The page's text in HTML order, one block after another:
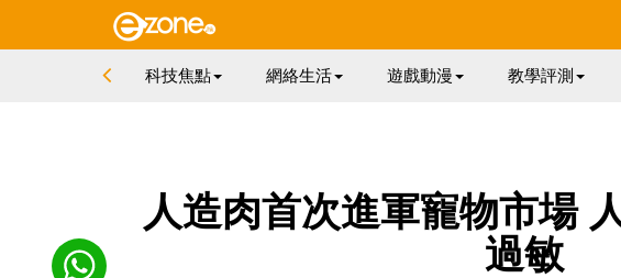
科技焦點 網絡生活 遊戲動漫 教學評測
人造肉首次進軍寵物市場
過敏